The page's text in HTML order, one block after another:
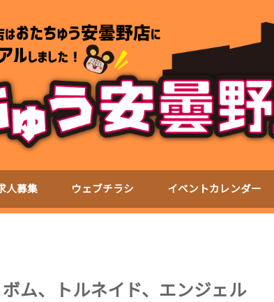
人募集 ウェブチラシ イベントカレンダー
ム、トルネイド、エンジェル